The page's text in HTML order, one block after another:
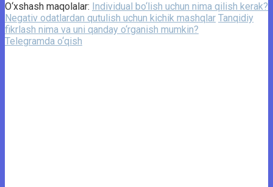
O‘xshash maqolalar: Individual bo‘lish uchun nima qilish kerak?
Negativ odatlardan qutulish uchun kichik mashqlar Tanqidiy
fikrlash nima va uni qanday o‘rganish mumkin?
Telegramda o‘qish